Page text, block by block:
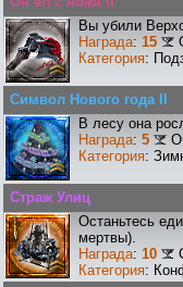
Вы убили
Награда: 15
Категория:
Символ Нового года II
В лесу она
Награда: 5
Категория:
Страж Улиц
Останьтесь
мертвы).
Награда: 10
Категория: